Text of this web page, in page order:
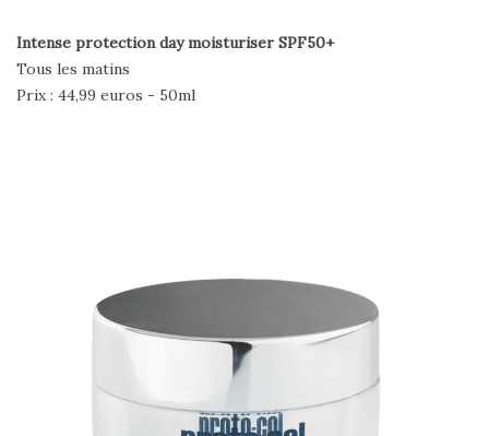
Intense protection day moisturiser SPF50+
Tous les matins
Prix : 44,99 euros - 50ml